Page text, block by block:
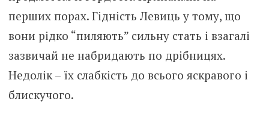
перших порах. Гідність Левиць у тому, що
вони рідко “пиляють” сильну стать і взагалі
зазвичай не набридають по дрібницях.
Недолік – їх слабкість до всього яскравого і
блискучого.